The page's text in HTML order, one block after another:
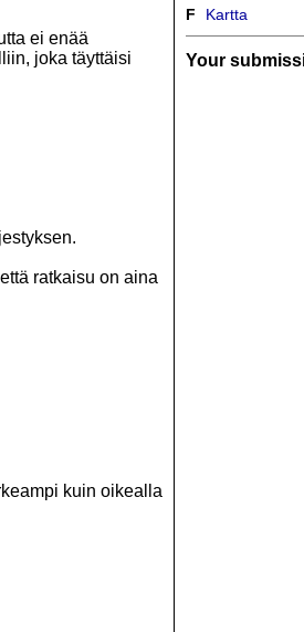
ei enää
joka täyttäisi
ratkaisu on aina
kuin oikealla
F Kartta
Your